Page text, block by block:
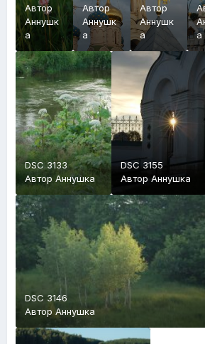
Автор
Аннушк
а
Автор
Аннушк
а
Автор
Аннушк
а
а
DSC 3133
Автор Аннушка
DSC 3155
Автор Аннушка
DSC 3146
Автор Аннушка